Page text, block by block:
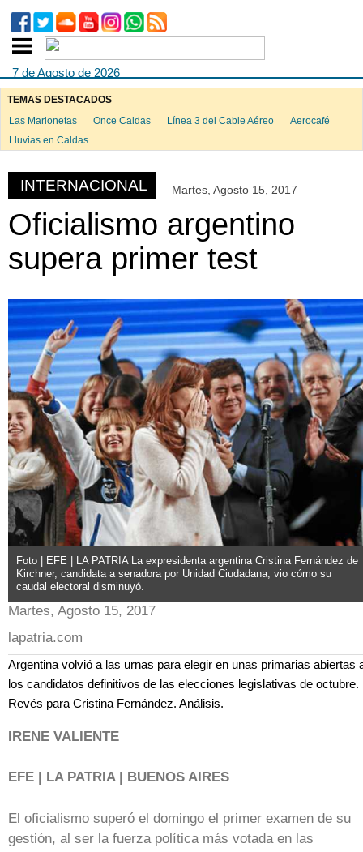
7 de Agosto de 2026
TEMAS DESTACADOS
Las Marionetas
Once Caldas Línea 3 del Cable Aéreo
Aerocafé
Lluvias en Caldas
INTERNACIONAL Martes, Agosto 15, 2017
Oficialismo argentino
supera primer test
Foto | EFE | LA PATRIA La expresidenta argentina Cristina Fernández de
Kirchner, candidata a senadora por Unidad Ciudadana, vio cómo su
caudal electoral disminuyó.
Martes, Agosto 15, 2017
lapatria.com
Argentina volvió a las urnas para elegir en unas primarias abiertas
los candidatos definitivos de las elecciones legislativas de octubre.
Revés para Cristina Fernández. Análisis.
IRENE VALIENTE
EFE | LA PATRIA | BUENOS AIRES
El oficialismo superó el domingo el primer examen de su
gestión, al ser la fuerza política más votada en las